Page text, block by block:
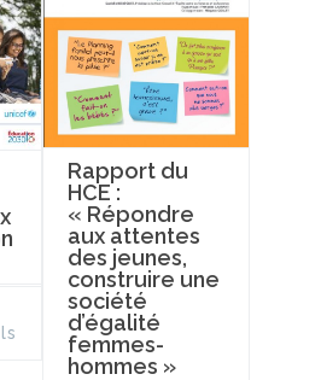
Rapport du
HCE :
« Répondre
aux attentes
des jeunes,
construire une
société
d’égalité
femmes-
hommes »